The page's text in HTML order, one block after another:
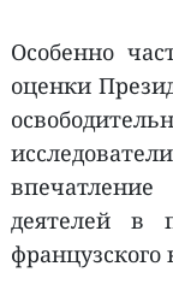
Особенно
оценки
деятелей в